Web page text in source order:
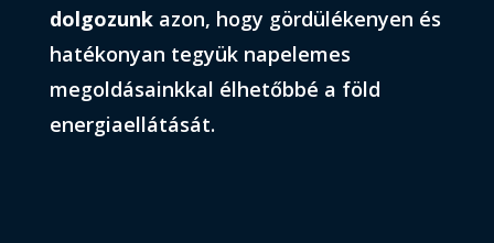
dolgozunkazon, hogy gördülékenyen és
hatékonyan tegyük napelemes
megoldásainkkal élhetőbbé a föld
energiaellátását.